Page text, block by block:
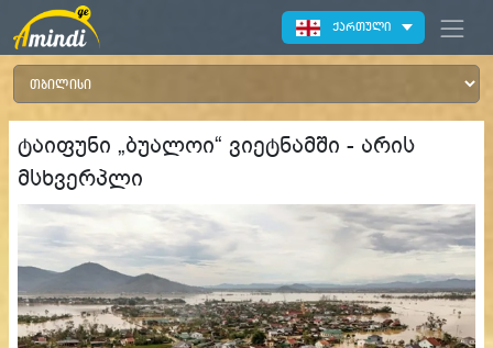
ქართული
ტაიფუნი „ბუალოი“ ვიეტნამში - არის
მსხვერპლი